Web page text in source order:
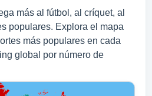
más al fútbol, al críquet, al
populares. Explora el mapa
más populares en cada
global por número de